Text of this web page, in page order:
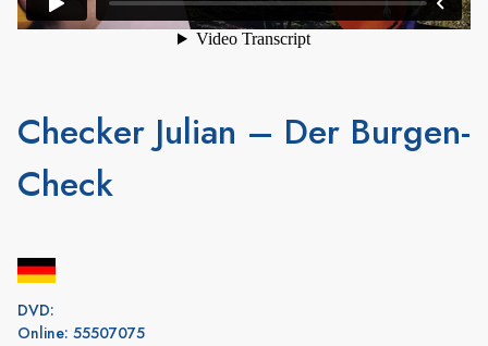
Checker Julian – Der Burgen-
Check
DVD:
Online: 55507075